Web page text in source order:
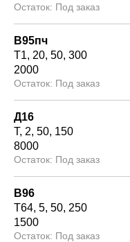
Под заказ
В95пч
Т1 20 50 300
2000
Под заказ
Д16
Т 2 50 150
8000
Под заказ
В96
Т64 5 50 250
1500
Под заказ